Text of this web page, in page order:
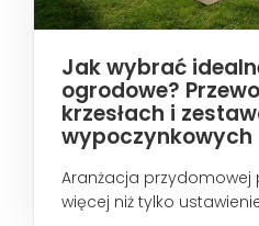
Jak wybrać
ogrodowe?
krzesłach i
wypoczynkowych
Aranżacja przydomowej
więcej niż tylko